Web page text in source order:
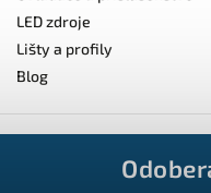
LED zdroje
Lišty a profily
Blog